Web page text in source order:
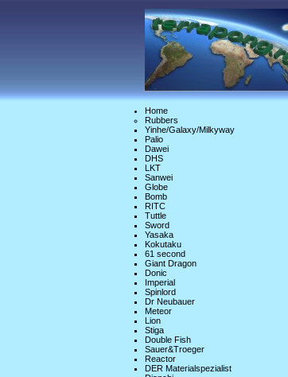
Home
Rubbers
Yinhe/Galaxy/Milkyway
Palio
Dawei
DHS
LKT
Sanwei
Globe
Bomb
RITC
Tuttle
Sword
Yasaka
Kokutaku
61 second
Giant Dragon
Donic
Imperial
Spinlord
Dr Neubauer
Meteor
Lion
Stiga
Double Fish
Sauer&Troeger
Reactor
DER Materialspezialist